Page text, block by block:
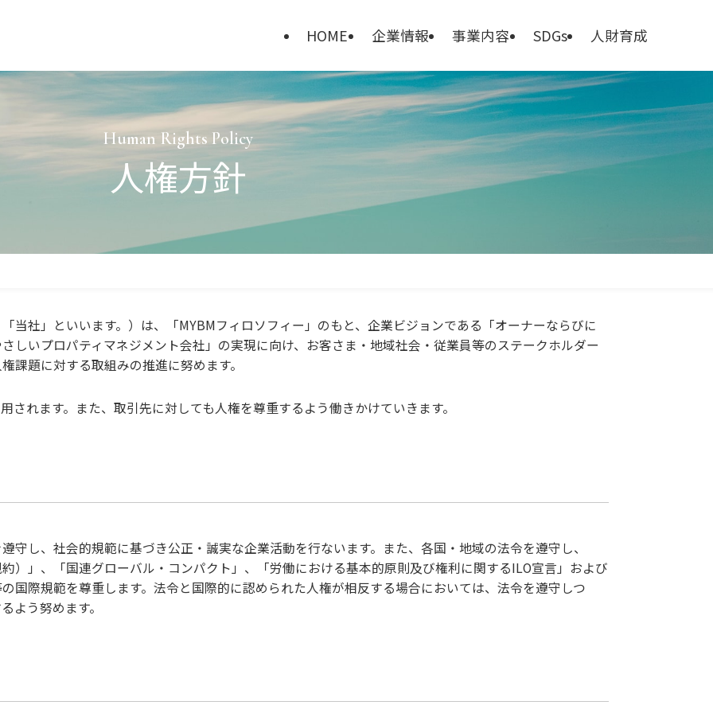
HOME 企業情報 事業内容 SDGs 人財育成
Human Rights Policy
人権方針
当社」といいます。）は、「MYBMフィロソフィー」のもと、企業ビジョンである「オーナーならびに
しいプロパティマネジメント会社」の実現に向け、お客さま・地域社会・従業員等のステークホルダー
課題に対する取組みの推進に努めます。
されます。また、取引先に対しても人権を尊重するよう働きかけていきます。
守し、社会的規範に基づき公正・誠実な企業活動を行ないます。また、各国・地域の法令を遵守し、
）」、「国連グローバル・コンパクト」、「労働における基本的原則及び権利に関するILO宣言」および
国際規範を尊重します。法令と国際的に認められた人権が相反する場合においては、法令を遵守しつ
よう努めます。